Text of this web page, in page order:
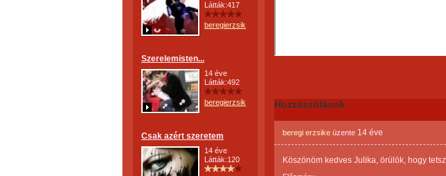
Látták:417
beregierzsike
Szerelemisten...
14 éve
Látták:492
beregierzsike
Csak azért szeretem
14 éve
Látták:120
Hozzászólások
beregi erzsike üzente 14 éve
Köszönöm kedves Julika, örülök, hogy